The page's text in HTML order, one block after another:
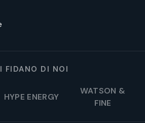
FIDANO DI NOI
HYPE ENERGY
WATSON &
FINE